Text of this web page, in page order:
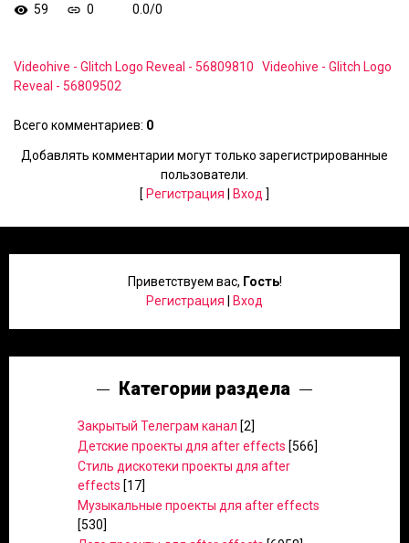
59
0 0.0/0
Videohive - Glitch Logo Reveal - 56809810
Videohive - Glitch Logo
Reveal - 56809502
Всего комментариев: 0
Добавлять комментарии могут только зарегистрированные
пользователи.
[ Регистрация Вход ]
Приветствуем вас, Гость!
Регистрация
Вход
Категории раздела
Закрытый Телеграм канал [2]
Детские проекты для after effects [566]
Стиль дискотеки проекты для after
effects [17]
Музыкальные проекты для after effects
[530]